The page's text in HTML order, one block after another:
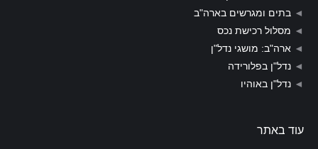
◄ בתים ומגרשים בארה"ב
◄ מסלול רכישת נכס
◄ ארה"ב: מושגי נדל"ן
◄ נדל"ן בפלורידה
◄ נדל"ן באוהיו
עוד באתר